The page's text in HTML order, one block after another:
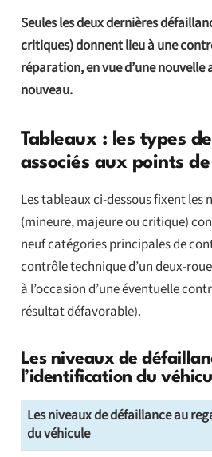
Seules les deux dernières
critiques) donnent lieu à une
réparation, en vue d’une
nouveau.
Tableaux : les types
associés aux points
Les tableaux ci-dessous fixent les
(mineure, majeure ou critique)
neuf catégories principales de
contrôle technique d’un deux-
à l’occasion d’une éventuelle
résultat défavorable).
Les niveaux de
l’identification du
Les niveaux de défaillance au
du véhicule